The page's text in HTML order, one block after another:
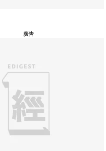
廣告